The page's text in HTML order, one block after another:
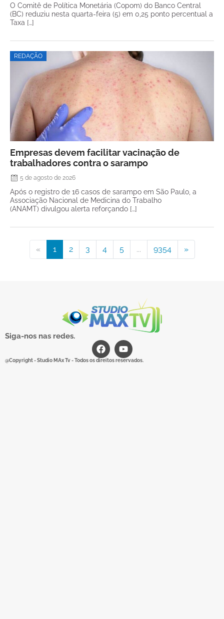
O Comitê de Política Monetária (Copom) do Banco Central
(BC) reduziu nesta quarta-feira (5) em 0,25 ponto percentual a
Taxa […]
REDAÇÃO
Empresas devem facilitar vacinação de
trabalhadores contra o sarampo
5 de agosto de 2026
Após o registro de 16 casos de sarampo em São Paulo, a
Associação Nacional de Medicina do Trabalho
(ANAMT) divulgou alerta reforçando […]
« 1 2 3 4 5 ... 9354 »
Siga-nos nas redes.
@Copyright - Studio MAx Tv - Todos os direitos reservados.